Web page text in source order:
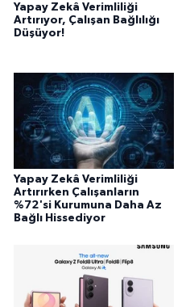
Yapay Zekâ Verimliliği
Artırıyor, Çalışan Bağlılığı
Düşüyor!
Yapay Zekâ Verimliliği
Artırırken Çalışanların
%72'si Kurumuna Daha Az
Bağlı Hissediyor